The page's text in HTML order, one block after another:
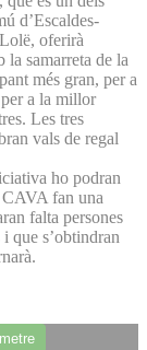
d’Escaldes-
oferirà
la samarreta de la
més gran, per a
a la millor
Les tres
vals de regal
ho podran
CAVA fan una
falta persones
que s’obtindran